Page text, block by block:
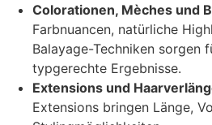
Colorationen, Mèches und
Farbnuancen, natürliche
Balayage-Techniken sorgen
typgerechte Ergebnisse.
Extensions und
Extensions bringen Länge,